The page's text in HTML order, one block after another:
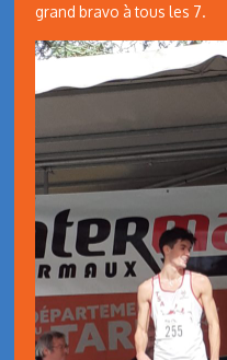
grand bravo à tous les 7.